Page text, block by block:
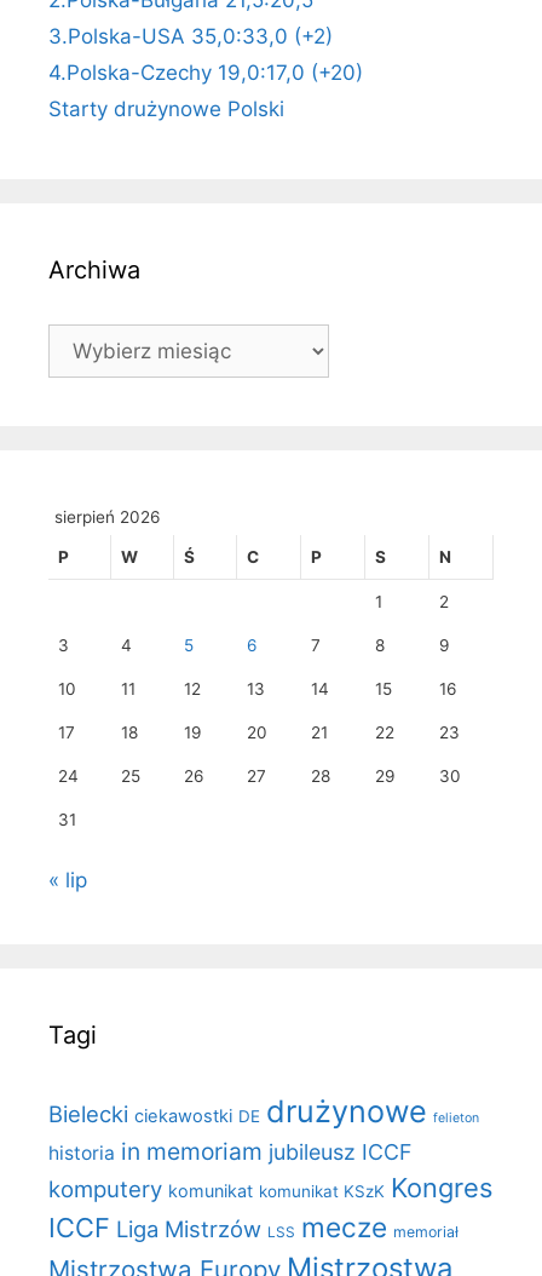
3.Polska-USA 35,0:33,0 (+2)
4.Polska-Czechy 19,0:17,0 (+20)
Starty drużynowe Polski
Archiwa
Archiwa
sierpień 2026
P W Ś C P S N
1 2
3 4 5 6 7 8 9
10 11 12 13 14 15 16
17 18 19 20 21 22 23
24 25 26 27 28 29 30
31
« lip
Tagi
Bielecki ciekawostki DE drużynowe felieton
historia in memoriam jubileusz ICCF
komputery komunikat komunikat KSzK Kongres
ICCF Liga Mistrzów LSS mecze memoriał
Mistrzostwa Europy Mistrzostwa